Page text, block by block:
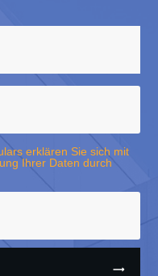
erklären Sie sich mit
Ihrer Daten durch